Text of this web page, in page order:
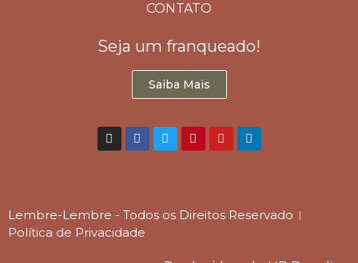
CONTATO
Seja um franqueado!
Saiba Mais
Lembre-Lembre - Todos os Direitos Reservado
Política de Privacidade